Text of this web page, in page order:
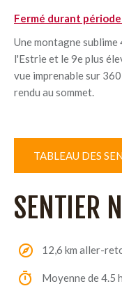
Fermé durant
Une montagne sublime
l'Estrie et le 9e plus
vue imprenable sur
rendu au sommet.
TABLEAU DES
SENTIER
12,6 km aller-
Moyenne de 4.5 h